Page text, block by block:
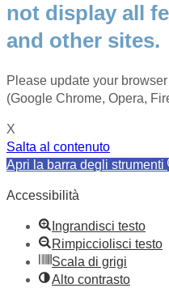
not display all
and other sites.
Please update your
(Google Chrome, Opera,
X
Salta al contenuto
Apri la barra degli strumenti
Accessibilità
Ingrandisci testo
Rimpicciolisci testo
Scala di grigi
Alto contrasto